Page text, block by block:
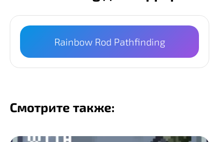
Rainbow Rod Pathfinding
Смотрите также: